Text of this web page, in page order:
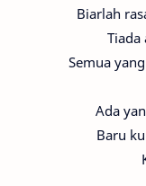
Biarlah
Tiada
Semua
Ada
Baru